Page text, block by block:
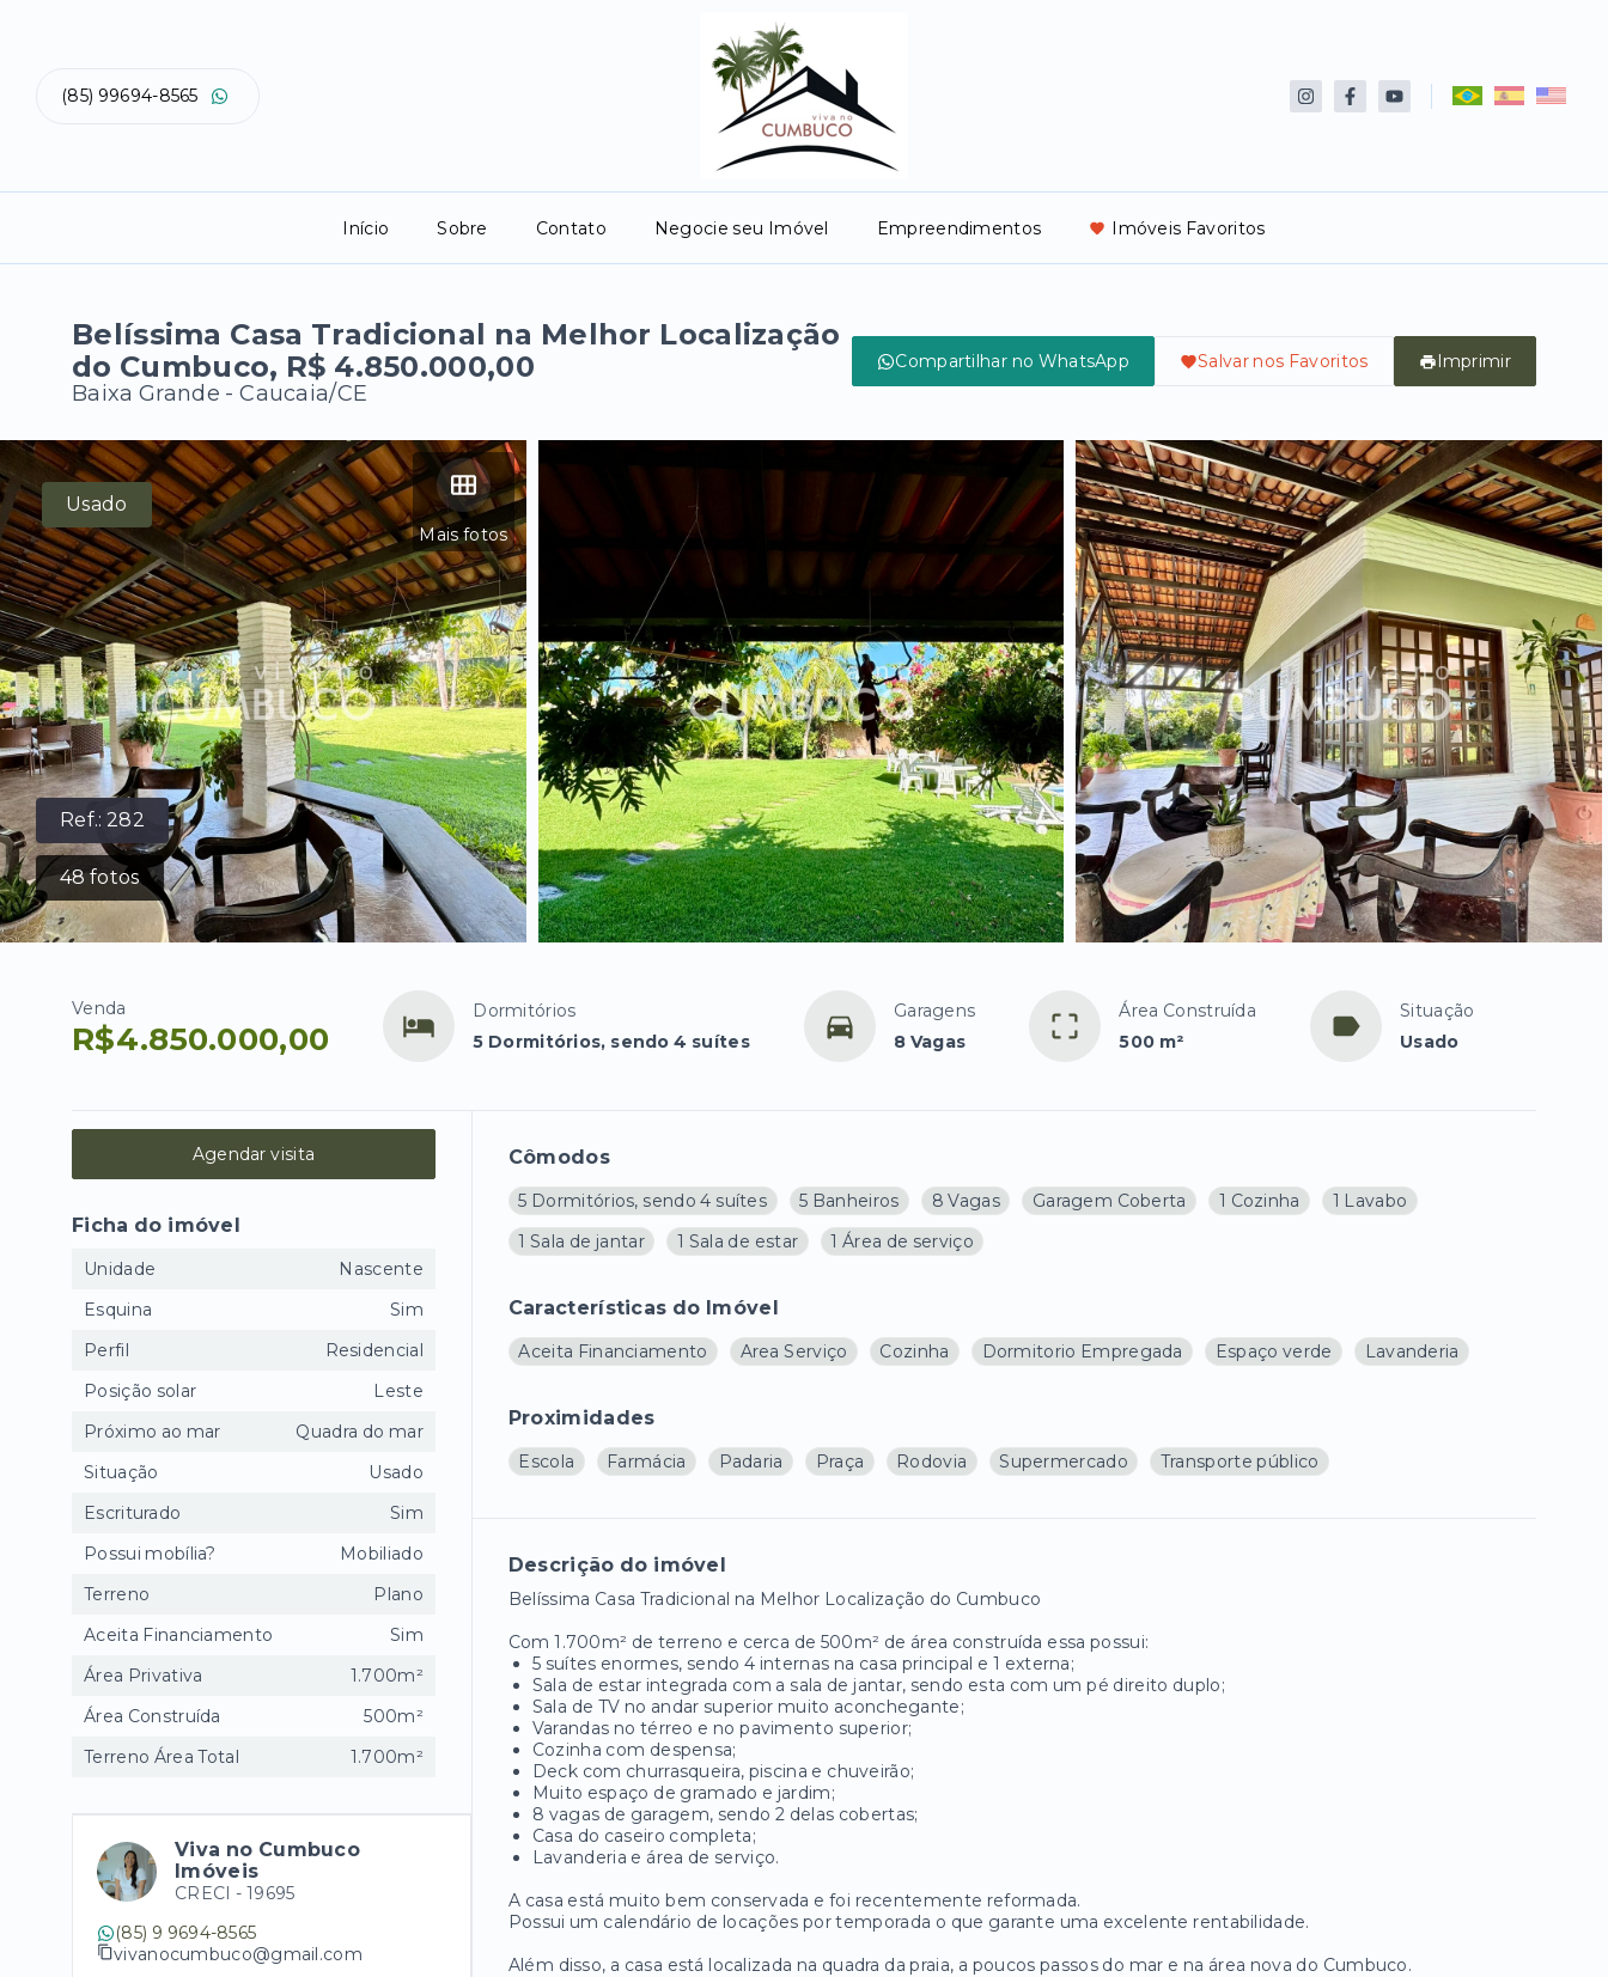
(85) 99694-8565
Início Sobre Contato Negocie seu Imóvel Empreendimentos Imóveis Favoritos
Belíssima Casa Tradicional na Melhor Localização
do Cumbuco, R$ 4.850.000,00
Baixa Grande - Caucaia/CE
Compartilhar no WhatsApp Salvar nos Favoritos Imprimir
Ref.:282
48fotos
Mais fotos
Usado
Venda
R$4.850.000,00
Dormitórios
5 Dormitórios, sendo 4 suítes
Garagens
8 Vagas
Área Construída
500 m²
Situação
Usado
Cômodos
5 Dormitórios, sendo 4 suítes 5 Banheiros 8 Vagas Garagem Coberta 1 Cozinha
1 Lavabo
1 Sala de jantar
1 Sala de estar 1 Área de serviço
Características do Imóvel
Aceita Financiamento Area Serviço Cozinha Dormitorio Empregada Espaço verde Lavanderia
Proximidades
Escola Farmácia Padaria Praça Rodovia Supermercado Transporte público
Descrição do imóvel
Belíssima Casa Tradicional na Melhor Localização do Cumbuco
Com 1.700m² de terreno e cerca de 500m² de área construída essa possui:
5 suítes enormes, sendo 4 internas na casa principal e 1 externa;
Sala de estar integrada com a sala de jantar, sendo esta com um pé direito duplo;
Sala de TV no andar superior muito aconchegante;
Varandas no térreo e no pavimento superior;
Cozinha com despensa;
Deck com churrasqueira, piscina e chuveirão;
Muito espaço de gramado e jardim;
8 vagas de garagem, sendo 2 delas cobertas;
Casa do caseiro completa;
Lavanderia e área de serviço.
A casa está muito bem conservada e foi recentemente reformada.
Possui um calendário de locações por temporada o que garante uma excelente rentabilidade.
Além disso, a casa está localizada na quadra da praia, a poucos passos do mar e na área nova do Cumbuco.
Agendar visita
Ficha do imóvel
Unidade
Nascente
Esquina
Sim
Perfil
Residencial
Posição solar
Leste
Próximo ao mar
Quadra do mar
Situação
Usado
Escriturado
Sim
Possui mobília?
Mobiliado
Terreno
Plano
Aceita Financiamento
Sim
Área Privativa
1.700m²
Área Construída
500m²
Terreno Área Total
1.700m²
Viva no Cumbuco
Imóveis
CRECI - 19695
(85) 9 9694-8565
vivanocumbuco@gmail.com